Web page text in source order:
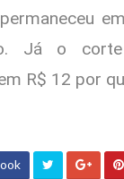
Já o corte
R$ 12 por